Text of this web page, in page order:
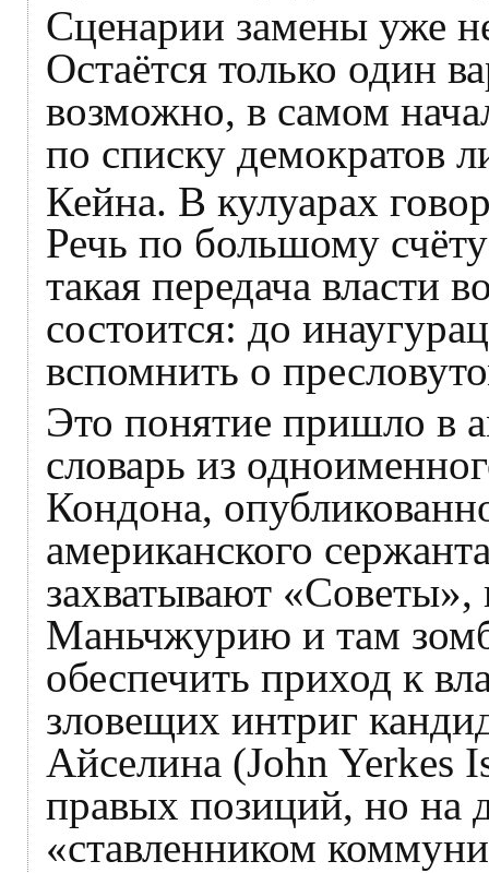
Сценарии замены уже
Остаётся только один
возможно, в самом
по списку демократов
Кейна. В кулуарах
Речь по большому
такая передача власти
состоится: до
вспомнить о
Это понятие пришло в
словарь из
Кондона,
американского
захватывают
Маньчжурию и там
обеспечить приход к
зловещих интриг
Айселина (John Yerkes
правых позиций, но на
«ставленником